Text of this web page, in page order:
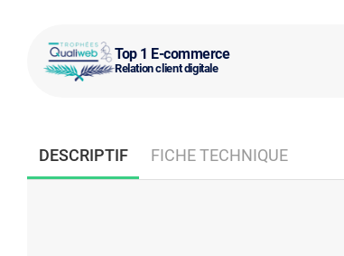
Top 1 E-commerce
Relation client digitale
DESCRIPTIF FICHE TECHNIQUE